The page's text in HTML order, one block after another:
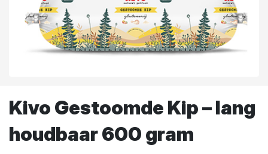
Kivo Gestoomde Kip – lang
houdbaar 600 gram